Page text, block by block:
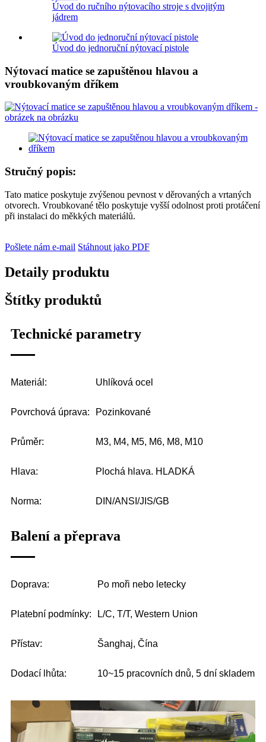
Úvod do ručního nýtovacího stroje s dvojitým
jádrem
Úvod do jednoruční nýtovací pistole
Nýtovací matice se zapuštěnou hlavou a
vroubkovaným dříkem
Stručný popis:
Tato matice poskytuje zvýšenou pevnost v děrovaných a vrtaných
otvorech. Vroubkované tělo poskytuje vyšší odolnost proti protáčení
při instalaci do měkkých materiálů.
Pošlete nám e-mail Stáhnout jako PDF
Detaily produktu
Štítky produktů
Technické parametry
Materiál: Uhlíková ocel
Povrchová úprava: Pozinkované
Průměr: M3, M4, M5, M6, M8, M10
Hlava: Plochá hlava. HLADKÁ
Norma: DIN/ANSI/JIS/GB
Balení a přeprava
Doprava: Po moři nebo letecky
Platební podmínky: L/C, T/T, Western Union
Přístav: Šanghaj, Čína
Dodací lhůta: 10~15 pracovních dnů, 5 dní skladem